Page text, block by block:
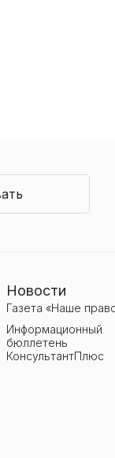
Новости
Газета «Наше
Информационный
бюллетень
КонсультантПлюс